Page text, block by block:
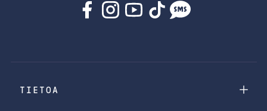
TIETOA